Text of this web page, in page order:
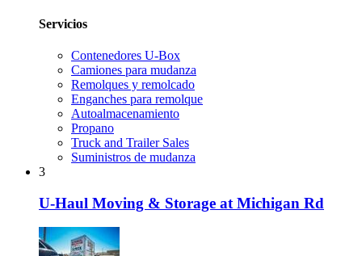
Servicios
Contenedores U-Box
Camiones para mudanza
Remolques y remolcado
Enganches para remolque
Autoalmacenamiento
Propano
Truck and Trailer Sales
Suministros de mudanza
3
U-Haul Moving & Storage at Michigan Rd